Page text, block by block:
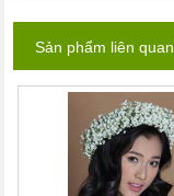
Sản phẩm liên quan